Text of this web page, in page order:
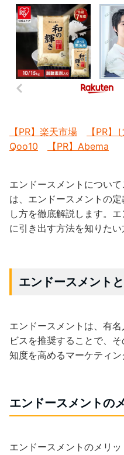
【PR】楽天市場 【PR】
Qoo10
【PR】Abema
エンドースメントについ
は、エンドースメントの
し方を徹底解説します。
に引き出す方法を知りたい
エンドースメント
エンドースメントは、有
ビスを推奨することで、
知度を高めるマーケティン
エンドースメントの
エンドースメントのメリッ